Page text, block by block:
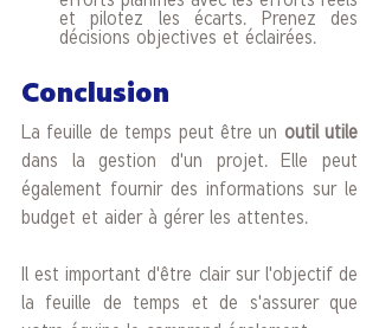
et pilotez les écarts. Prenez des
décisions objectives et éclairées.
Conclusion
La feuille de temps peut être un outil utile
dans la gestion d'un projet. Elle peut
également fournir des informations sur le
budget et aider à gérer les attentes.
Il est important d'être clair sur l'objectif de
la feuille de temps et de s'assurer que